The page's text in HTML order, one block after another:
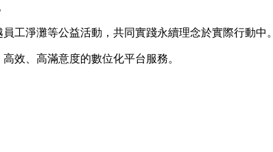
工淨灘等公益活動，共同實踐永續理念於實際行動中。
效、高滿意度的數位化平台服務。